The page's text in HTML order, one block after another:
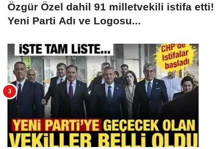
Özgür Özel dahil 91 milletvekili istifa etti!
Yeni Parti Adı ve Logosu...